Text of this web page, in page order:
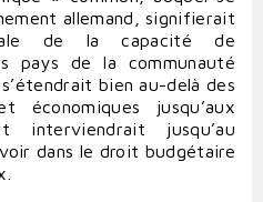
allemand, signifierait
de la capacité de
pays de la communauté
bien au-delà des
économiques jusqu’aux
interviendrait jusqu’au
dans le droit budgétaire